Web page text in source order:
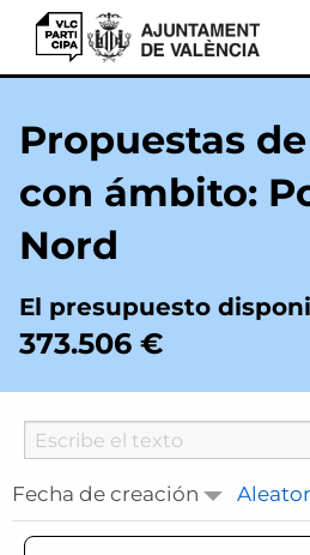
VLCParticipa
Propuestas
con ámbito:
Nord
El presupuesto
373.506 €
Searcher
Fecha de creación